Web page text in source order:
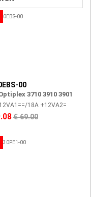
00
3710 3910 3901
18A +12VA2=
€ 69.00